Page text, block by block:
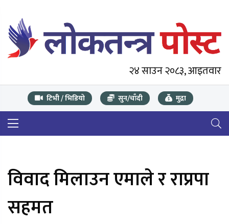
२४ साउन २०८३, आइतवार
टिभी / भिडियो सुन/चाँदी मुद्रा
विवाद मिलाउन एमाले र राप्रपा
सहमत